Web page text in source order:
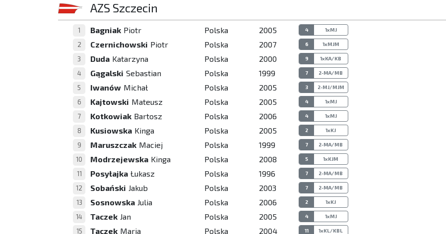
AZS Szczecin
1 Bagniak Piotr Polska 2005 4 1xMJ
2 Czernichowski Piotr Polska 2007 6 1xMJM
3 Duda Katarzyna Polska 2000 9 1xKA/KB
4 Gągalski Sebastian Polska 1999 7 2-MA/MB
5 Iwanów Michał Polska 2005 3 2-MJ/MJM
6 Kajtowski Mateusz Polska 2005 4 1xMJ
7 Kotkowiak Bartosz Polska 2006 4 1xMJ
8 Kusiowska Kinga Polska 2005 2 1xKJ
9 Maruszczak Maciej Polska 1999 7 2-MA/MB
10 Modrzejewska Kinga Polska 2008 5 1xKJM
11 Posyłajka Łukasz Polska 1996 7 2-MA/MB
12 Sobański Jakub Polska 2003 7 2-MA/MB
13 Sosnowska Julia Polska 2006 2 1xKJ
14 Taczek Jan Polska 2005 4 1xMJ
15 Taczek Maria Polska 2004 11 1xKL/KBL